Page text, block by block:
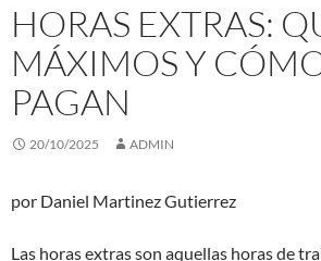
HORAS EXTRAS:
MÁXIMOS Y
PAGAN
20/10/2025 ADMIN
por Daniel Martinez Gutierrez
Las horas extras son aquellas horas de